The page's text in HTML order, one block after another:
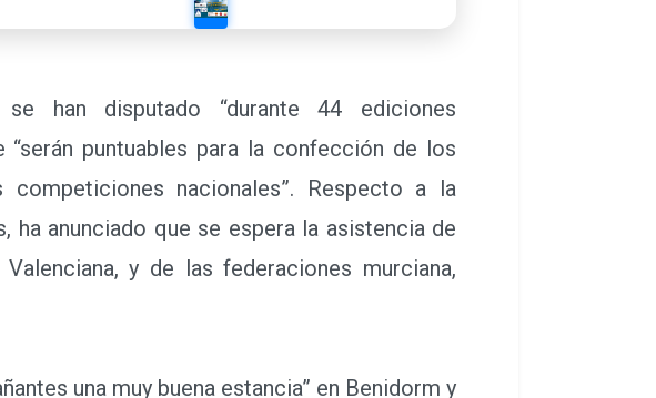
han disputado “durante 44 ediciones
puntuables para la confección de los
nacionales”. Respecto a la
ha anunciado que se espera la asistencia de
y de las federaciones murciana,
una muy buena estancia” en Benidorm y